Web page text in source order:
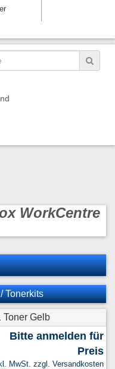
WorkCentre
Tonerkits
Toner Gelb
Bitte anmelden für
Preis
MwSt. zzgl. Versandkosten